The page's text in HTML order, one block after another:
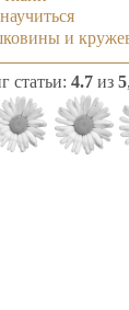
и
статьи: 4.7 из 5